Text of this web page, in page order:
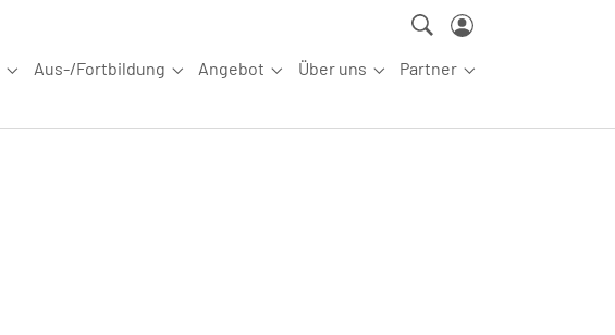
Submenu for "Wettkampfsport"
Aus-/Fortbildung
Submenu for "Aus-/Fortbildung"
Angebot
Submenu for "Angebot"
Über uns
Submenu for "Über uns"
Partner
Submenu for